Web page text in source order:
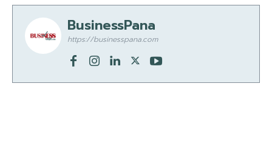
BusinessPana
https://businesspana.com